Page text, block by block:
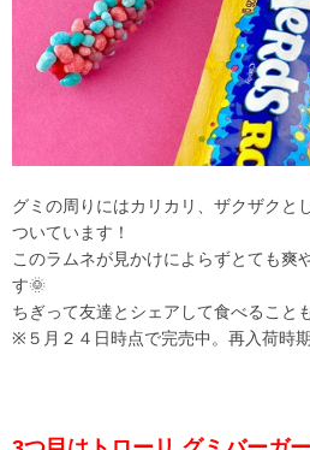
グミの周りにはカリカリ、ザクザクと
ついています！
このラムネが見かけによらずとても爽
す🌞
ちぎって友達とシェアして食べること
※５月２４日時点で完売中。再入荷時期